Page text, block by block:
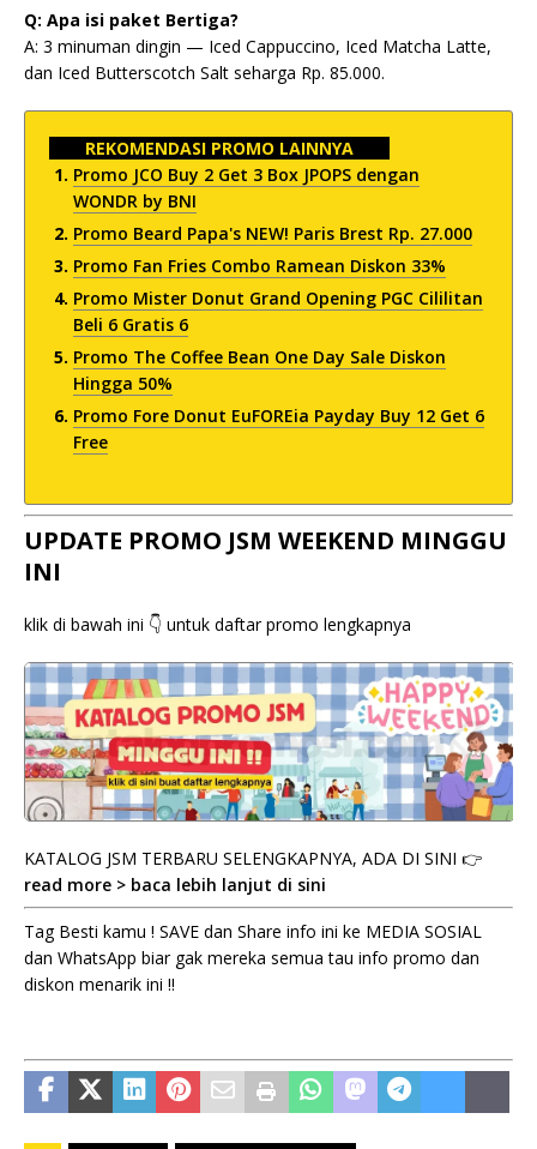
Q: Apa isi paket Bertiga?
A: 3 minuman dingin — Iced Cappuccino, Iced Matcha Latte,
dan Iced Butterscotch Salt seharga Rp. 85.000.
REKOMENDASI PROMO LAINNYA
Promo JCO Buy 2 Get 3 Box JPOPS dengan
WONDR by BNI
Promo Beard Papa's NEW! Paris Brest Rp. 27.000
Promo Fan Fries Combo Ramean Diskon 33%
Promo Mister Donut Grand Opening PGC Cililitan
Beli 6 Gratis 6
Promo The Coffee Bean One Day Sale Diskon
Hingga 50%
Promo Fore Donut EuFOREia Payday Buy 12 Get 6
Free
UPDATE PROMO JSM WEEKEND MINGGU
INI
klik di bawah ini 👇 untuk daftar promo lengkapnya
KATALOG JSM TERBARU SELENGKAPNYA, ADA DI SINI 👉
read more > baca lebih lanjut di sini
Tag Besti kamu ! SAVE dan Share info ini ke MEDIA SOSIAL
dan WhatsApp biar gak mereka semua tau info promo dan
diskon menarik ini !!